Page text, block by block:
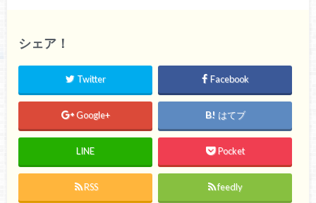
シェア！
Twitter Facebook
Google+ はてブ
LINE Pocket
RSS feedly